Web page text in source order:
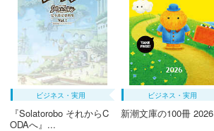
ビジネス・実用
『Solatorobo それからC
ODAへ』...
ビジネス・実用
新潮文庫の100冊 2026